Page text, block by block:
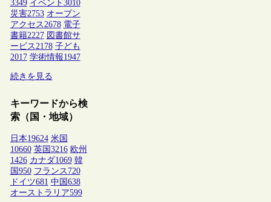
3349 イベント 3010
災害2753 オープン
アクセス 2678 電子
書籍2227 図書館サ
ービス 2178 子ども
2017 学術情報1947
続きを見る
キーワードから検
索（国・地域）
日本19624 米国
10660 英国 3216 欧州
1426 カナダ1069 韓
国 950 フランス 720
ドイツ681 中国 638
オーストラリア599